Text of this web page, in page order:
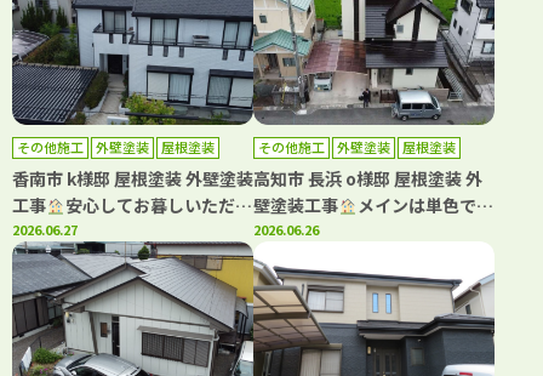
その他施工 外壁塗装
屋根塗装
防水工事
香南市 k様邸 屋根塗装 外壁塗装
工事
安心してお暮しいただけ
るように丁寧に施工させていた
だきました
2026.06.27
その他施工 外壁塗装 屋根塗装
高知市 長浜 o様邸 屋根塗装 外
壁塗装工事
メインは単色で仕
上げ、アクセントに多彩色を用
いて高級感ある仕上がりです
2026.06.26